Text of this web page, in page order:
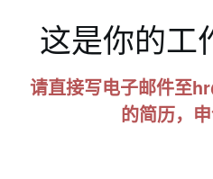
这是你的工
请直接写电子邮件至
的简历，申